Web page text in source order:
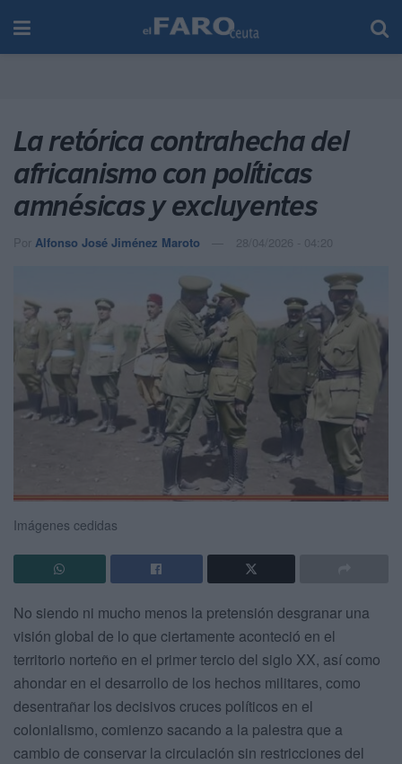
La retórica contrahecha del
africanismo con políticas
amnésicas y excluyentes
Por Alfonso José Jiménez Maroto 28/04/2026 - 04:20
Imágenes cedidas
No siendo ni mucho menos la pretensión desgranar una
visión global de lo que ciertamente aconteció en el
territorio norteño en el primer tercio del siglo XX, así como
ahondar en el desarrollo de los hechos militares, como
desentrañar los decisivos cruces políticos en el
colonialismo, comienzo sacando a la palestra que a
cambio de conservar la circulación sin restricciones del